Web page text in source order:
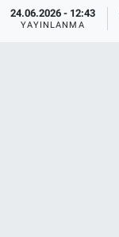
24.06.2026 - 12:43
YAYINLANMA